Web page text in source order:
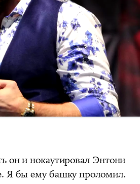
он и нокаутировал Энтони
Я бы ему башку проломил.